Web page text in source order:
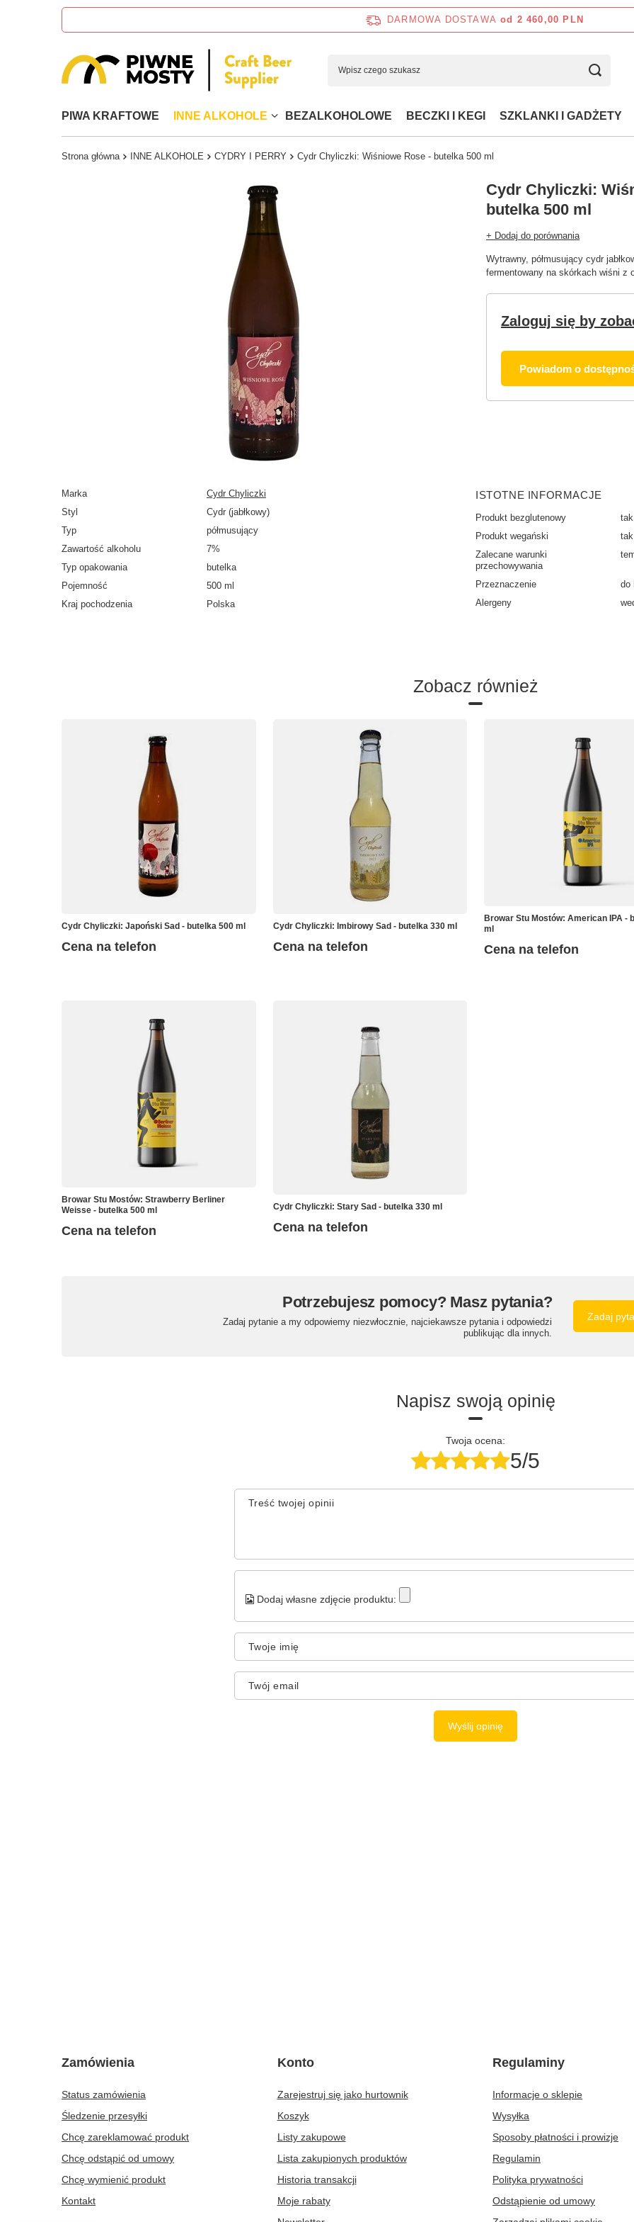
DARMOWA DOSTAWA od 2 460,00 PLN
PIWA KRAFTOWE INNE ALKOHOLE BEZALKOHOLOWE BECZKI I KEGI SZKLANKI I GADŻETY
Strona główna INNE ALKOHOLE CYDRY I PERRY Cydr Chyliczki: Wiśniowe Rose - butelka 500 ml
Cydr Chyliczki:
butelka 500 ml
+ Dodaj do porównania
Wytrawny, półmusujący cydr
fermentowany na skórkach wiśni z
Zaloguj się by
Powiadom o
Marka
Cydr Chyliczki
Styl
Cydr (jabłkowy)
Typ
półmusujący
Zawartość alkoholu
7%
Typ opakowania
butelka
Pojemność
500 ml
Kraj pochodzenia
Polska
ISTOTNE INFORMACJE
Produkt bezglutenowy
tak
Produkt wegański
tak
Zalecane warunki
przechowywania
Przeznaczenie
do
Alergeny
Zobacz również
Cydr Chyliczki: Japoński Sad - butelka 500 ml
Cena na telefon
Cydr Chyliczki: Imbirowy Sad - butelka 330 ml
Cena na telefon
Browar Stu Mostów: American IPA -
ml
Cena na telefon
Browar Stu Mostów: Strawberry Berliner
Weisse - butelka 500 ml
Cena na telefon
Cydr Chyliczki: Stary Sad - butelka 330 ml
Cena na telefon
Potrzebujesz pomocy? Masz pytania?
Zadaj pytanie a my odpowiemy niezwłocznie, najciekawsze pytania i odpowiedzi
publikując dla innych.
Zadaj
Napisz swoją opinię
Twoja ocena:
5/5
Treść twojej opinii
Dodaj własne zdjęcie produktu:
Twoje imię
Twój email
Wyślij opinię
Zamówienia
Status zamówienia
Śledzenie przesyłki
Chcę zareklamować produkt
Chcę odstąpić od umowy
Chcę wymienić produkt
Kontakt
Konto
Zarejestruj się jako hurtownik
Koszyk
Listy zakupowe
Lista zakupionych produktów
Historia transakcji
Moje rabaty
Regulaminy
Informacje o sklepie
Wysyłka
Sposoby płatności i prowizje
Regulamin
Polityka prywatności
Odstąpienie od umowy